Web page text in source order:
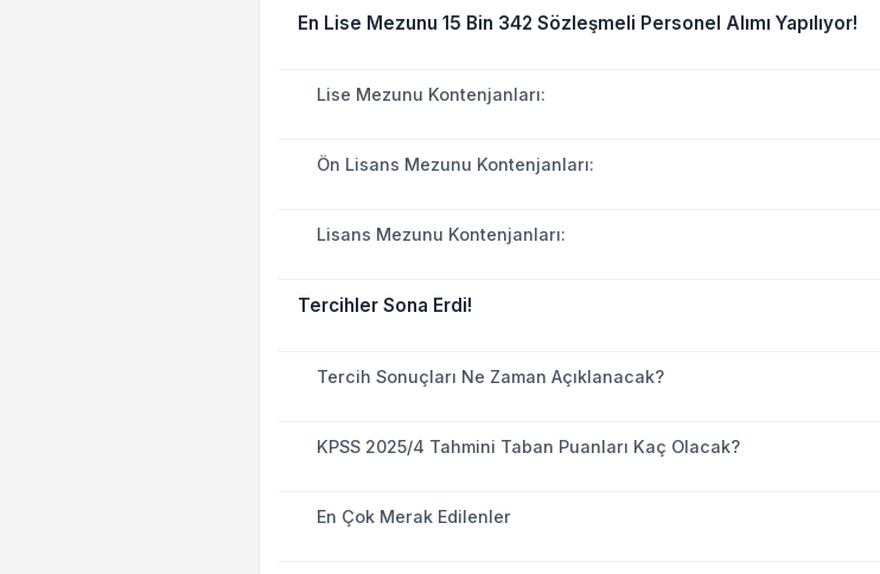
En Lise Mezunu 15 Bin 342 Sözleşmeli Personel Alımı Yapılıyor!
Lise Mezunu Kontenjanları:
Ön Lisans Mezunu Kontenjanları:
Lisans Mezunu Kontenjanları:
Tercihler Sona Erdi!
Tercih Sonuçları Ne Zaman Açıklanacak?
KPSS 2025/4 Tahmini Taban Puanları Kaç Olacak?
En Çok Merak Edilenler